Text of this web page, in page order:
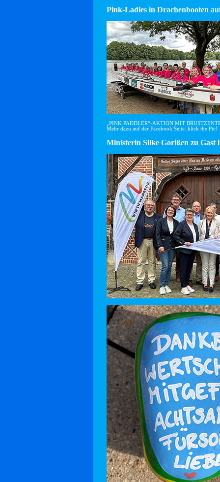
Pink-Ladies in Drachenbooten
„PINK PADDLER“-AKTION MIT
Mehr dazu auf der Facebook Seite. klick the Pic!
Ministerin Silke Gorißen zu Gast